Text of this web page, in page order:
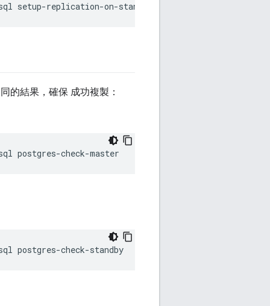
setup-replication-on-standby -f
的結果，確保 成功複製：
postgres-check-master
postgres-check-standby